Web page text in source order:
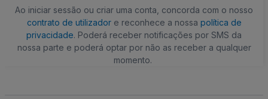
Ao iniciar sessão ou criar uma conta, concorda com o nosso
contrato de utilizadore reconhece a nossa política de
privacidade. Poderá receber notificações por SMS da
nossa parte e poderá optar por não as receber a qualquer
momento.